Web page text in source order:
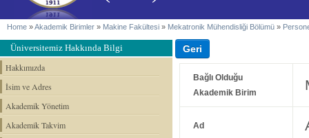
Home »Akademik Birimler » Makine Fakültesi » Mekatronik Mühendisliği Bölümü »
Üniversitemiz Hakkında Bilgi
Hakkımızda
İsim ve Adres
Akademik Yönetim
Akademik Takvim
Bağlı Olduğu
Akademik Birim
Ad